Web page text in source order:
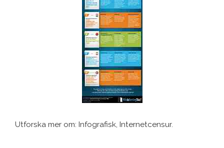
Utforska mer om: Infografisk, Internetcensur.